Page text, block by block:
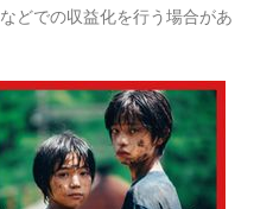
どでの収益化を行う場合があ